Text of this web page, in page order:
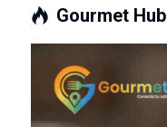
Gourmet Hub